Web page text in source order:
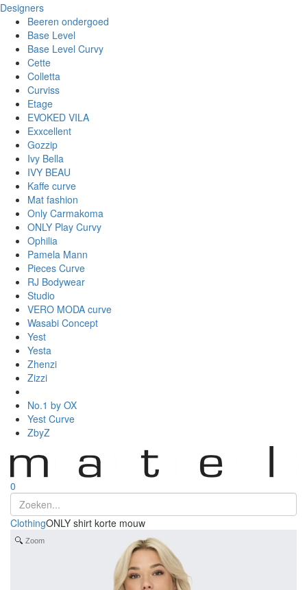
Designers
Beeren ondergoed
Base Level
Base Level Curvy
Cette
Colletta
Curviss
Etage
EVOKED VILA
Exxcellent
Gozzip
Ivy Bella
IVY BEAU
Kaffe curve
Mat fashion
Only Carmakoma
ONLY Play Curvy
Ophilia
Pamela Mann
Pieces Curve
RJ Bodywear
Studio
VERO MODA curve
Wasabi Concept
Yest
Yesta
Zhenzi
Zizzi
No.1 by OX
Yest Curve
ZbyZ
0
ClothingONLY shirt korte mouw
Zoom